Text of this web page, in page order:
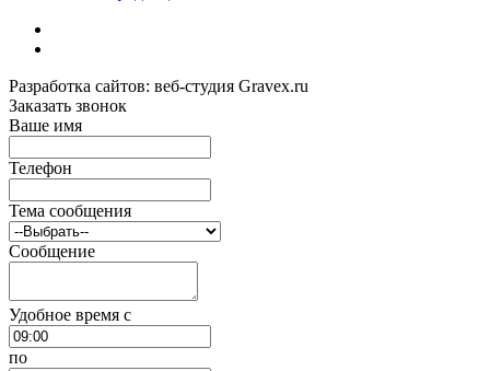
Разработка сайтов: веб-студия Gravex.ru
Заказать звонок
Ваше имя
Телефон
Тема сообщения
Сообщение
Удобное время c
по